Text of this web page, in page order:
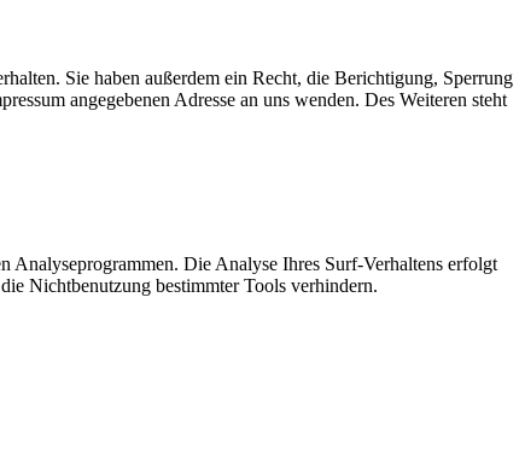
Sie haben außerdem ein Recht, die Berichtigung, Sperrung
angegebenen Adresse an uns wenden. Des Weiteren steht
Analyseprogrammen. Die Analyse Ihres Surf-Verhaltens erfolgt
Nichtbenutzung bestimmter Tools verhindern.